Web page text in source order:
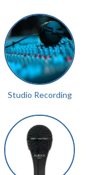
Studio Recording